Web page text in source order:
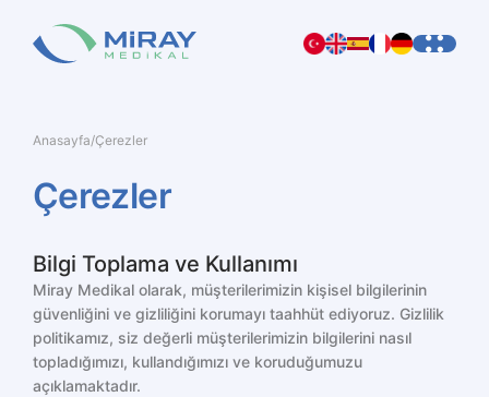
Anasayfa/Çerezler
Çerezler
Bilgi Toplama ve Kullanımı
Miray Medikal olarak, müşterilerimizin kişisel bilgilerinin
güvenliğini ve gizliliğini korumayı taahhüt ediyoruz. Gizlilik
politikamız, siz değerli müşterilerimizin bilgilerini nasıl
topladığımızı, kullandığımızı ve koruduğumuzu
açıklamaktadır.